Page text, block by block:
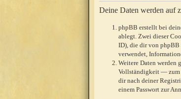
Deine Daten werden auf
phpBB erstellt bei
ablegt. Zwei dieser
ID), die dir von phpBB
verwendet,
Weitere Daten werden
Vollständigkeit — zum
dir nach deiner
einem Passwort zur